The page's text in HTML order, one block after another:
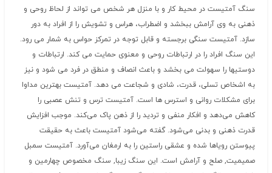
سنگ آمتیست در محیط کار و با منزل هر شخص می تواند از لحاظ روحی و
ذهنی به وی آرامش ببخشد و اضطراب، هراس و تشویش را از افراد به دور
سازد. آمتیست سنگی برجسته و قابل توجه در تمرکز حواس به شمار می رود.
این سنگ افراد را در ارتباطات روحی و معنوی حمایت می کند. ارتباطات و
دوستیها را سهولت می بخشد و باعث انصاف و منطق در فرد می شود و نیز
به اشخاص تسلی، قدرت، شادی و شجاعت می دهد. آمتیست بهترین مداوا
برای مشکلات روانی و استرس ها است. آمتیست ترس و تنش عصبی را
کاهش می‌دهد و افکار منفی و تردید را از ذهن پاک می‌کند. موجب افزایش
قدرت ذهنی و بدنی می‌شود. گفته می‌شود آمتیست باعث به حقیقت
پیوستن رویاها شده و عشقی راستین را به ارمغان می‌آور‌د. آمتیست سمبل
صمیمیت, صلح و آرامش است. این سنگ زیبا, سنگ مخصوص چهارمین و